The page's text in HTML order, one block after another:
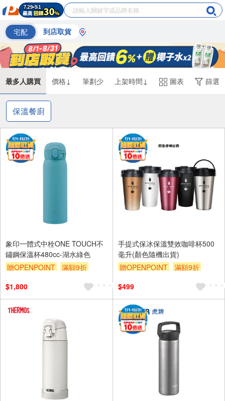
宅配 到店取貨
最多人購買 價格↓ 筆劃少 上架時間↓ 圖表 篩選
保溫餐廚
象印一體式中栓ONE TOUCH不
鏽鋼保溫杯480cc-湖水綠色
贈OPENPOINT
滿額9折
$1,800
手提式保冰保溫雙效咖啡杯500
毫升(顏色隨機出貨)
贈OPENPOINT
滿額9折
$499